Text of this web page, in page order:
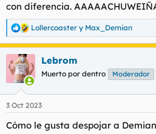
con diferencia.
R
e
a
c
c
e
:
Lollercoaster y Max_Demian
Lebrom
Muerto por dentro Moderador
3 Oct 2023
Cómo le gusta despojar a